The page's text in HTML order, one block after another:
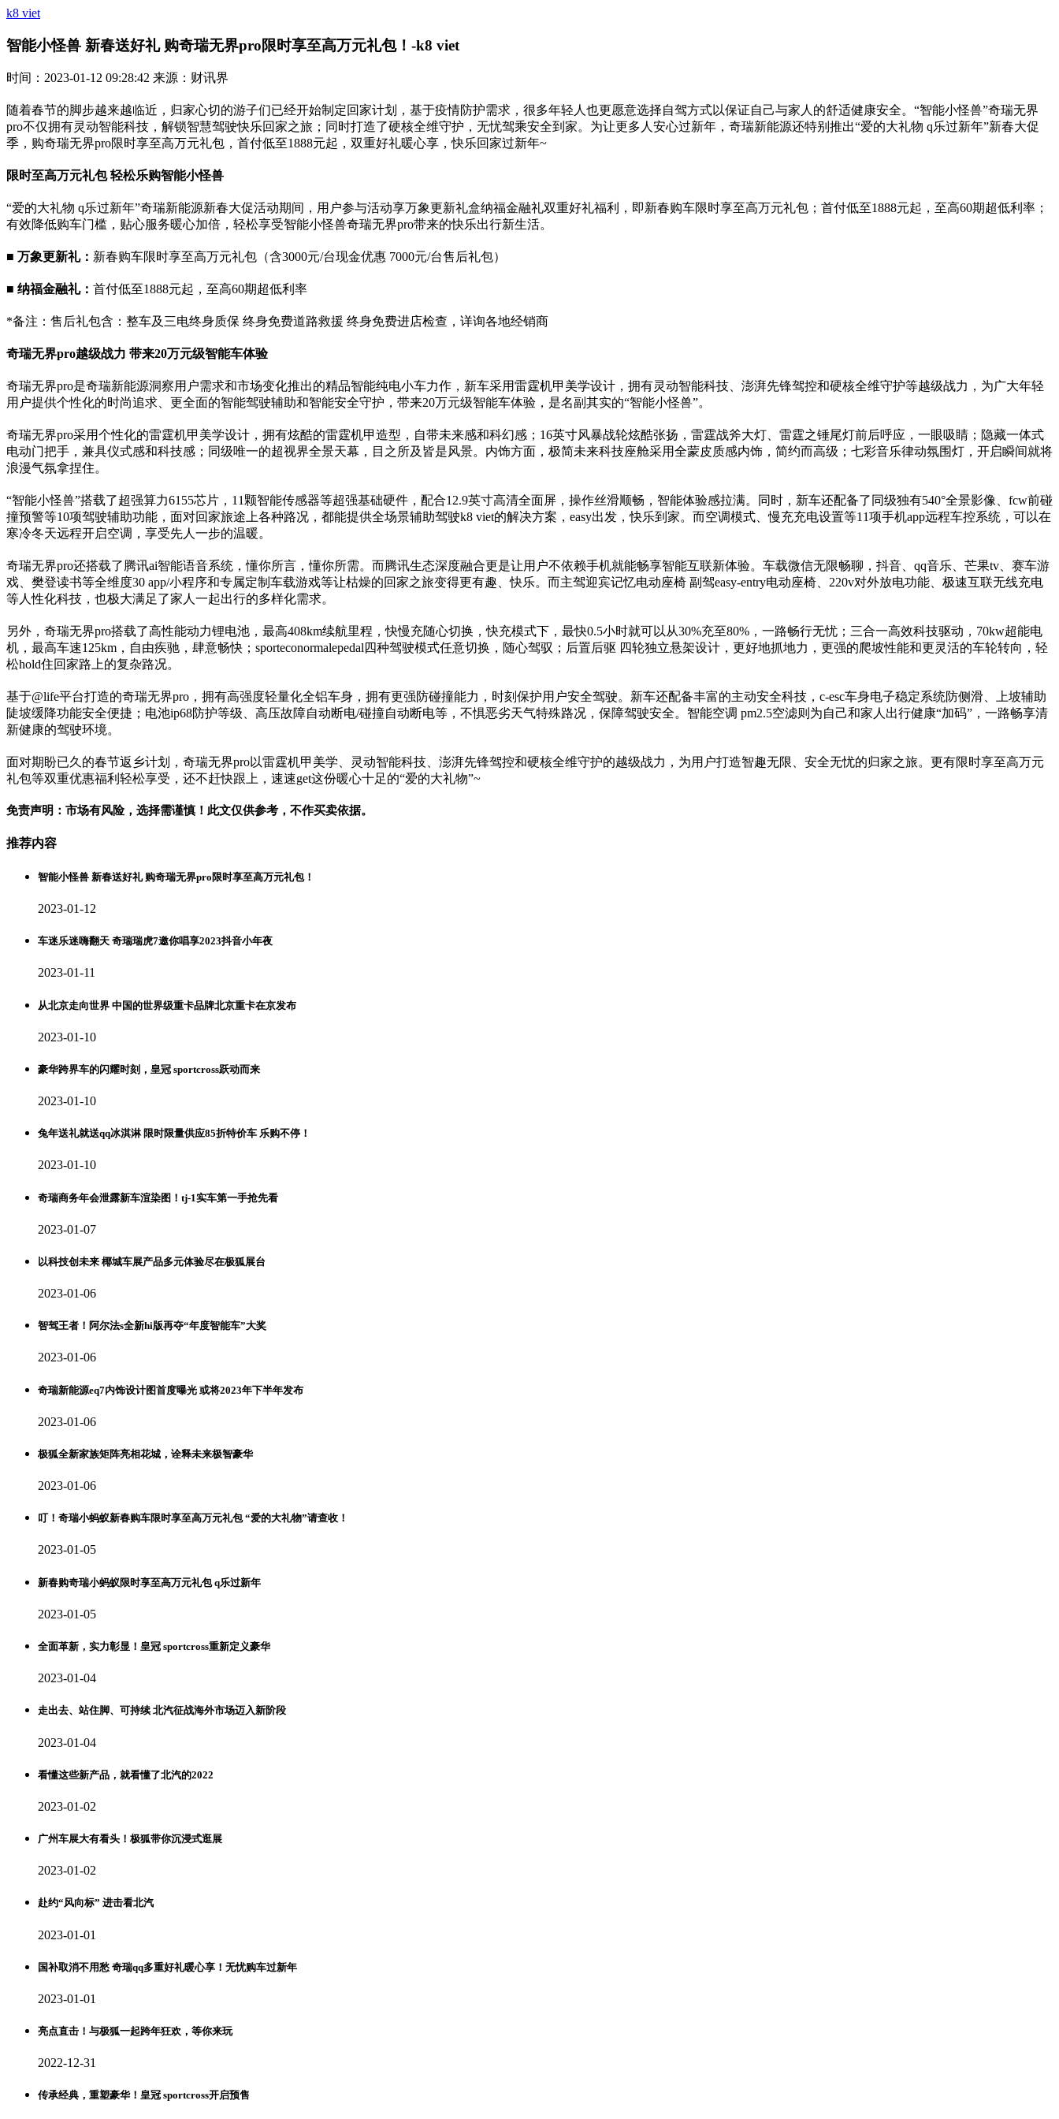
k8 viet
智能小怪兽 新春送好礼 购奇瑞无界pro限时享至高万元礼包！-k8 viet
时间：2023-01-12 09:28:42 来源：财讯界
随着春节的脚步越来越临近，归家心切的游子们已经开始制定回家计划，基于疫情防护需求，很多年轻人也更愿意选择自驾方式以保证自己与家人的舒适健康安全。“智能小怪兽”奇瑞无界
pro不仅拥有灵动智能科技，解锁智慧驾驶快乐回家之旅；同时打造了硬核全维守护，无忧驾乘安全到家。为让更多人安心过新年，奇瑞新能源还特别推出“爱的大礼物 q乐过新年”新春大促
季，购奇瑞无界pro限时享至高万元礼包，首付低至1888元起，双重好礼暖心享，快乐回家过新年~
限时至高万元礼包 轻松乐购智能小怪兽
“爱的大礼物 q乐过新年”奇瑞新能源新春大促活动期间，用户参与活动享万象更新礼盒纳福金融礼双重好礼福利，即新春购车限时享至高万元礼包；首付低至1888元起，至高60期超低利率；
有效降低购车门槛，贴心服务暖心加倍，轻松享受智能小怪兽奇瑞无界pro带来的快乐出行新生活。
■ 万象更新礼： 新春购车限时享至高万元礼包（含3000元/台现金优惠 7000元/台售后礼包）
■ 纳福金融礼： 首付低至1888元起，至高60期超低利率
*备注：售后礼包含：整车及三电终身质保 终身免费道路救援 终身免费进店检查，详询各地经销商
奇瑞无界pro越级战力 带来20万元级智能车体验
奇瑞无界pro是奇瑞新能源洞察用户需求和市场变化推出的精品智能纯电小车力作，新车采用雷霆机甲美学设计，拥有灵动智能科技、澎湃先锋驾控和硬核全维守护等越级战力，为广大年轻
用户提供个性化的时尚追求、更全面的智能驾驶辅助和智能安全守护，带来20万元级智能车体验，是名副其实的“智能小怪兽”。
奇瑞无界pro采用个性化的雷霆机甲美学设计，拥有炫酷的雷霆机甲造型，自带未来感和科幻感；16英寸风暴战轮炫酷张扬，雷霆战斧大灯、雷霆之锤尾灯前后呼应，一眼吸睛；隐藏一体式
电动门把手，兼具仪式感和科技感；同级唯一的超视界全景天幕，目之所及皆是风景。内饰方面，极简未来科技座舱采用全蒙皮质感内饰，简约而高级；七彩音乐律动氛围灯，开启瞬间就将
浪漫气氛拿捏住。
“智能小怪兽”搭载了超强算力6155芯片，11颗智能传感器等超强基础硬件，配合12.9英寸高清全面屏，操作丝滑顺畅，智能体验感拉满。同时，新车还配备了同级独有540°全景影像、fcw前碰
撞预警等10项驾驶辅助功能，面对回家旅途上各种路况，都能提供全场景辅助驾驶k8 viet的解决方案，easy出发，快乐到家。而空调模式、慢充充电设置等11项手机app远程车控系统，可以在
寒冷冬天远程开启空调，享受先人一步的温暖。
奇瑞无界pro还搭载了腾讯ai智能语音系统，懂你所言，懂你所需。而腾讯生态深度融合更是让用户不依赖手机就能畅享智能互联新体验。车载微信无限畅聊，抖音、qq音乐、芒果tv、赛车游
戏、樊登读书等全维度30 app/小程序和专属定制车载游戏等让枯燥的回家之旅变得更有趣、快乐。而主驾迎宾记忆电动座椅 副驾easy-entry电动座椅、220v对外放电功能、极速互联无线充电
等人性化科技，也极大满足了家人一起出行的多样化需求。
另外，奇瑞无界pro搭载了高性能动力锂电池，最高408km续航里程，快慢充随心切换，快充模式下，最快0.5小时就可以从30%充至80%，一路畅行无忧；三合一高效科技驱动，70kw超能电
机，最高车速125km，自由疾驰，肆意畅快；sporteconormalepedal四种驾驶模式任意切换，随心驾驭；后置后驱 四轮独立悬架设计，更好地抓地力，更强的爬坡性能和更灵活的车轮转向，轻
松hold住回家路上的复杂路况。
基于@life平台打造的奇瑞无界pro，拥有高强度轻量化全铝车身，拥有更强防碰撞能力，时刻保护用户安全驾驶。新车还配备丰富的主动安全科技，c-esc车身电子稳定系统防侧滑、上坡辅助
陡坡缓降功能安全便捷；电池ip68防护等级、高压故障自动断电/碰撞自动断电等，不惧恶劣天气特殊路况，保障驾驶安全。智能空调 pm2.5空滤则为自己和家人出行健康“加码”，一路畅享清
新健康的驾驶环境。
面对期盼已久的春节返乡计划，奇瑞无界pro以雷霆机甲美学、灵动智能科技、澎湃先锋驾控和硬核全维守护的越级战力，为用户打造智趣无限、安全无忧的归家之旅。更有限时享至高万元
礼包等双重优惠福利轻松享受，还不赶快跟上，速速get这份暖心十足的“爱的大礼物”~
免责声明：市场有风险，选择需谨慎！此文仅供参考，不作买卖依据。
推荐内容
智能小怪兽 新春送好礼 购奇瑞无界pro限时享至高万元礼包！
2023-01-12
车迷乐迷嗨翻天 奇瑞瑞虎7邀你唱享2023抖音小年夜
2023-01-11
从北京走向世界 中国的世界级重卡品牌北京重卡在京发布
2023-01-10
豪华跨界车的闪耀时刻，皇冠 sportcross跃动而来
2023-01-10
兔年送礼就送qq冰淇淋 限时限量供应85折特价车 乐购不停！
2023-01-10
奇瑞商务年会泄露新车渲染图！tj-1实车第一手抢先看
2023-01-07
以科技创未来 椰城车展产品多元体验尽在极狐展台
2023-01-06
智驾王者！阿尔法s全新hi版再夺“年度智能车”大奖
2023-01-06
奇瑞新能源eq7内饰设计图首度曝光 或将2023年下半年发布
2023-01-06
极狐全新家族矩阵亮相花城，诠释未来极智豪华
2023-01-06
叮！奇瑞小蚂蚁新春购车限时享至高万元礼包 “爱的大礼物”请查收！
2023-01-05
新春购奇瑞小蚂蚁限时享至高万元礼包 q乐过新年
2023-01-05
全面革新，实力彰显！皇冠 sportcross重新定义豪华
2023-01-04
走出去、站住脚、可持续 北汽征战海外市场迈入新阶段
2023-01-04
看懂这些新产品，就看懂了北汽的2022
2023-01-02
广州车展大有看头！极狐带你沉浸式逛展
2023-01-02
赴约“风向标” 进击看北汽
2023-01-01
国补取消不用愁 奇瑞qq多重好礼暖心享！无忧购车过新年
2023-01-01
亮点直击！与极狐一起跨年狂欢，等你来玩
2022-12-31
传承经典，重塑豪华！皇冠 sportcross开启预售